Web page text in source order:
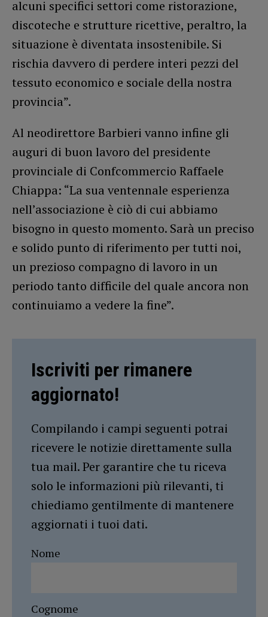
alcuni specifici settori come ristorazione,
discoteche e strutture ricettive, peraltro, la
situazione è diventata insostenibile. Si
rischia davvero di perdere interi pezzi del
tessuto economico e sociale della nostra
provincia”.
Al neodirettore Barbieri vanno infine gli
auguri di buon lavoro del presidente
provinciale di Confcommercio Raffaele
Chiappa: “La sua ventennale esperienza
nell’associazione è ciò di cui abbiamo
bisogno in questo momento. Sarà un preciso
e solido punto di riferimento per tutti noi,
un prezioso compagno di lavoro in un
periodo tanto difficile del quale ancora non
continuiamo a vedere la fine”.
Iscriviti per rimanere
aggiornato!
Compilando i campi seguenti potrai
ricevere le notizie direttamente sulla
tua mail. Per garantire che tu riceva
solo le informazioni più rilevanti, ti
chiediamo gentilmente di mantenere
aggiornati i tuoi dati.
Nome
Cognome